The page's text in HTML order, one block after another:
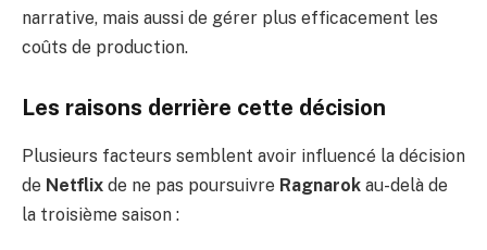
narrative, mais aussi de gérer plus efficacement les
coûts de production.
Les raisons derrière cette décision
Plusieurs facteurs semblent avoir influencé la décision
de Netflix de ne pas poursuivre Ragnarok au-delà de
la troisième saison :